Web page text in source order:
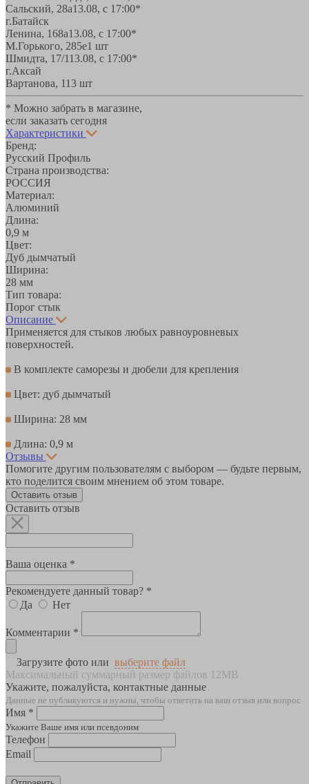
Сальский, 28a13.08, с 17:00*
г.Батайск
Ленина, 168а13.08, с 17:00*
М.Горького, 285е1 шт
Шмидта, 17/113.08, с 17:00*
г.Аксай
Вартанова, 113 шт
* Можно забрать в магазине,
если заказать сегодня
Характеристики
Бренд:
Русский Профиль
Страна производства:
РОССИЯ
Материал:
Алюминий
Длина:
0,9 м
Цвет:
Дуб дымчатый
Ширина:
28 мм
Тип товара:
Порог стык
Описание
Применяется для стыков любых равноуровневых
поверхностей.
В комплекте саморезы и дюбели для крепления
Цвет: дуб дымчатый
Ширина: 28 мм
Длина: 0,9 м
Отзывы
Помогите другим пользователям с выбором — будьте первым,
кто поделится своим мнением об этом товаре.
Оставить отзыв
Оставить отзыв
Ваша оценка *
Рекомендуете данный товар? *
Да
Нет
Комментарии *
Загрузите фото или выберите файл
Максимальный суммарный размер файлов 12MB
Укажите, пожалуйста, контактные данные
Данные не публикуются и нужны, чтобы ответить на ваш отзыв или вопрос
Имя *
Укажите Ваше имя или псевдоним
Телефон
Email